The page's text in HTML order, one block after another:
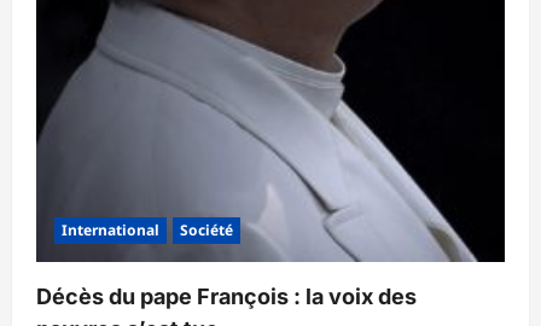
International Société
Décès du pape François : la voix des